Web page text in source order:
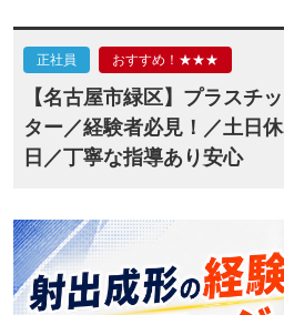
正社員 おすすめ！★★★
【名古屋市緑区】プラスチ
ター／経験者必見！／土日
日／丁寧な指導あり安心